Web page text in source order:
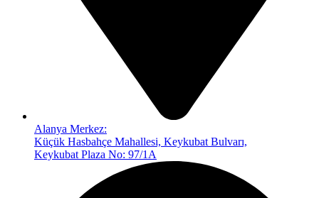
Alanya Merkez:
Küçük Hasbahçe Mahallesi, Keykubat Bulvarı,
Keykubat Plaza No: 97/1A